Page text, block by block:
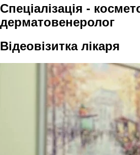
Спеціалізація -
дерматовенеролог
Відеовізитка лікаря